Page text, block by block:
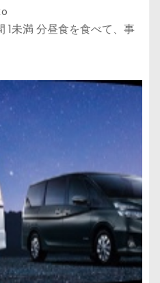
1未満 分昼食を食べて、事